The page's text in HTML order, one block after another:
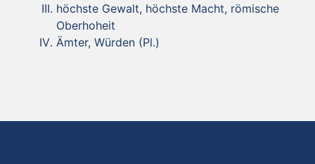
höchste Gewalt, höchste Macht, römische
Oberhoheit
Ämter, Würden (Pl.)